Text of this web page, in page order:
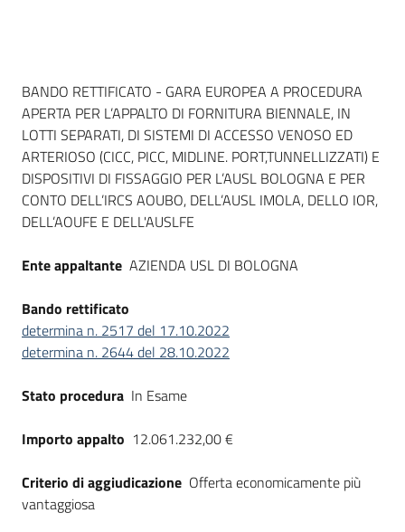
English
site
Seguici
Dati del bando
BANDO RETTIFICATO - GARA EUROPEA A PROCEDURA
APERTA PER L’APPALTO DI FORNITURA BIENNALE, IN
LOTTI SEPARATI, DI SISTEMI DI ACCESSO VENOSO ED
ARTERIOSO (CICC, PICC, MIDLINE. PORT,TUNNELLIZZATI) E
DISPOSITIVI DI FISSAGGIO PER L’AUSL BOLOGNA E PER
CONTO DELL’IRCS AOUBO, DELL’AUSL IMOLA, DELLO IOR,
DELL’AOUFE E DELL'AUSLFE
Ente appaltante AZIENDA USL DI BOLOGNA
Bando rettificato
determina n. 2517 del 17.10.2022
determina n. 2644 del 28.10.2022
Stato procedura In Esame
Importo appalto 12.061.232,00 €
Criterio di aggiudicazione Offerta economicamente più
vantaggiosa